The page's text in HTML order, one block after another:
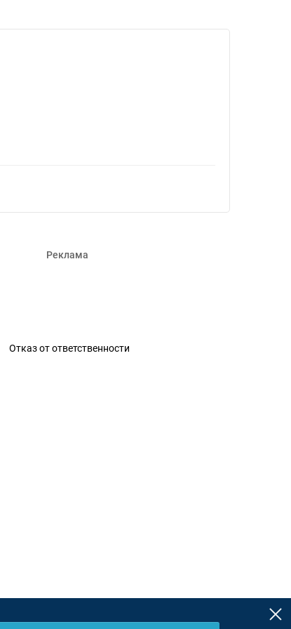
Реклама
Отказ от ответственности